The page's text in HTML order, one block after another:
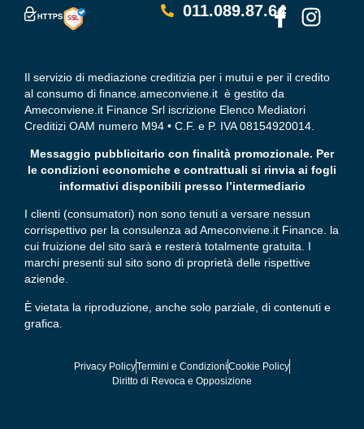
011.089.87.64
Il servizio di mediazione creditizia per i mutui e per il credito
al consumo di finance.ameconviene.it è gestito da
Ameconviene.it Finance Srl iscrizione Elenco Mediatori
Creditizi OAM numero M94 • C.F. e P. IVA 08154920014.
Messaggio pubblicitario con finalità promozionale. Per
le condizioni economiche e contrattuali si rinvia ai fogli
informativi disponibili presso l’intermediario
I clienti (consumatori) non sono tenuti a versare nessun
corrispettivo per la consulenza ad Ameconviene.it Finance. la
cui fruizione del sito sarà e resterà totalmente gratuita. I
marchi presenti sul sito sono di proprietà delle rispettive
aziende.
È vietata la riproduzione, anche solo parziale, di contenuti e
grafica.
Privacy PolicyTermini e CondizioniCookie Policy
Diritto di Revoca e Opposizione